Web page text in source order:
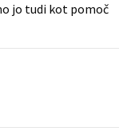
jo tudi kot pomoč